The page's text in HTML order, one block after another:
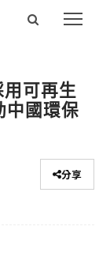
可再生
中國環保
分享